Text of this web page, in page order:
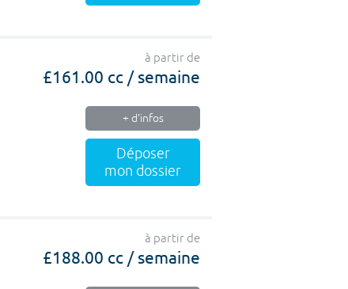
à partir de
£161.00 cc / semaine
+ d'infos
Déposer
mon dossier
à partir de
£188.00 cc / semaine